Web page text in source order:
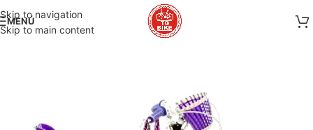
Skip to navigation
Skip to main content
MENÚ